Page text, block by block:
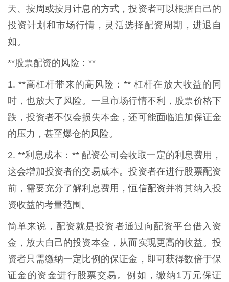
天、按周或按月计息的方式，投资者可以根据自己的
投资计划和市场行情，灵活选择配资周期，进退自
如。
**股票配资的风险：**
1. **高杠杆带来的高风险：** 杠杆在放大收益的同
时，也放大了风险。一旦市场行情不利，股票价格下
跌，投资者不仅会损失本金，还可能面临追加保证金
的压力，甚至爆仓的风险。
2. **利息成本：** 配资公司会收取一定的利息费用，
这会增加投资者的交易成本。投资者在进行股票配资
前，需要充分了解利息费用，恒信配资并将其纳入投
资收益的考量范围。
简单来说，配资就是投资者通过向配资平台借入资
金，放大自己的投资本金，从而实现更高的收益。投
资者只需缴纳一定比例的保证金，即可获得数倍于保
证金的资金进行股票交易。例如，缴纳1万元保证